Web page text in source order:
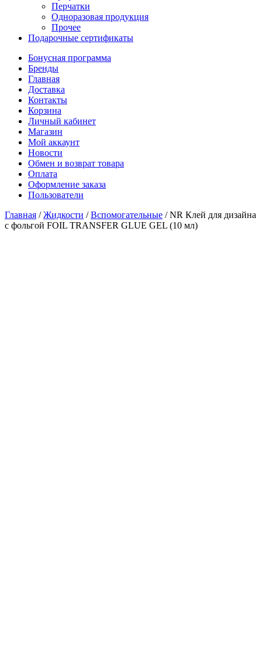
Перчатки
Одноразовая продукция
Прочее
Подарочные сертификаты
Бонусная программа
Бренды
Главная
Доставка
Контакты
Корзина
Личный кабинет
Магазин
Мой аккаунт
Новости
Обмен и возврат товара
Оплата
Оформление заказа
Пользователи
Главная /Жидкости /Вспомогательные /NR Клей для дизайна
с фольгой FOIL TRANSFER GLUE GEL (10 мл)